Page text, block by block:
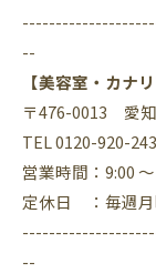
--
【美容室・カナ
〒476-0013 愛
TEL 0120-920-243
営業時間：9:00
定休日 ：毎週月
--